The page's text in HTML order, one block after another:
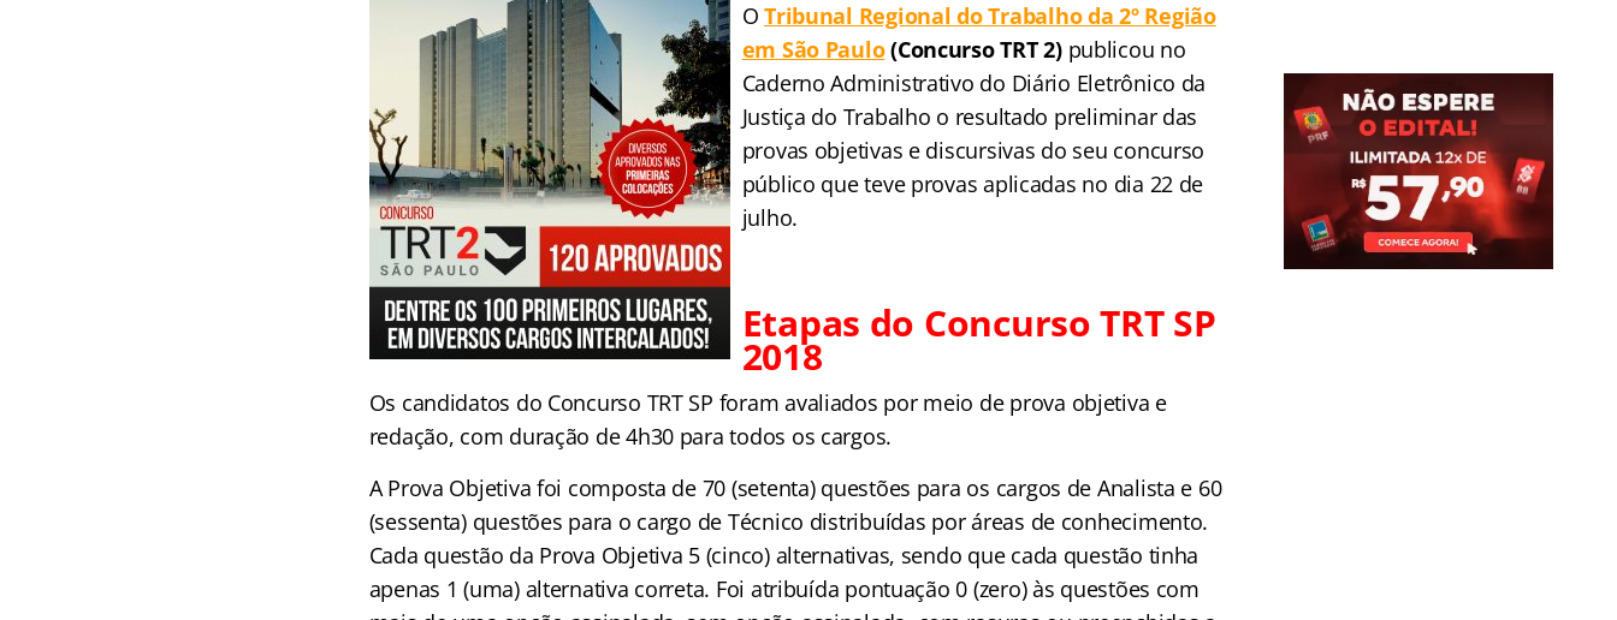
OTribunal Regional do Trabalho da 2º Região
em São Paulo(Concurso TRT 2) publicou no
Caderno Administrativo do Diário Eletrônico da
Justiça do Trabalho o resultado preliminar das
provas objetivas e discursivas do seu concurso
público que teve provas aplicadas no dia 22 de
julho.
Etapas do Concurso TRT SP
2018
Os candidatos do Concurso TRT SP foram avaliados por meio de prova objetiva e
redação, com duração de 4h30 para todos os cargos.
A Prova Objetiva foi composta de 70 (setenta) questões para os cargos de Analista e 60
(sessenta) questões para o cargo de Técnico distribuídas por áreas de conhecimento.
Cada questão da Prova Objetiva 5 (cinco) alternativas, sendo que cada questão tinha
apenas 1 (uma) alternativa correta. Foi atribuída pontuação 0 (zero) às questões com